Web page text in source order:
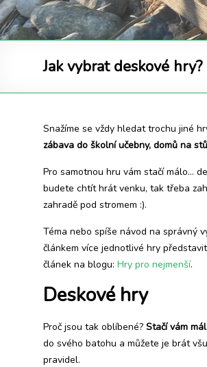
Jak vybrat deskové hry?
Snažíme se vždy hledat trochu jiné
zábava do školní učebny, domů na
Pro samotnou hru vám stačí málo…
budete chtít hrát venku, tak třeba
zahradě pod stromem :).
Téma nebo spíše návod na správný
článkem více jednotlivé hry
článek na blogu: Hry pro nejmenší.
Deskové hry
Proč jsou tak oblíbené? Stačí vám
do svého batohu a můžete je brát
pravidel.